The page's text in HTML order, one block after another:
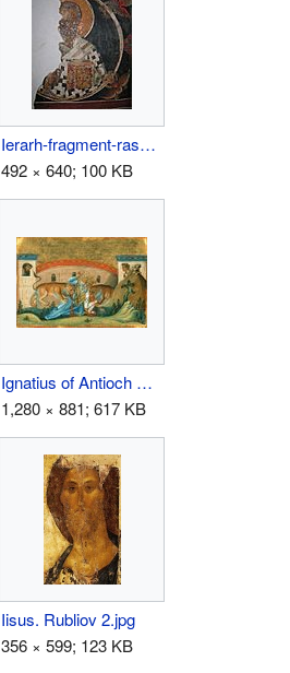
Ierarh-fragment-rasca.JPG
492 × 640; 100 KB
Ignatius of Antioch Menologion.jpg
1,280 × 881; 617 KB
Iisus. Rubliov 2.jpg
356 × 599; 123 KB